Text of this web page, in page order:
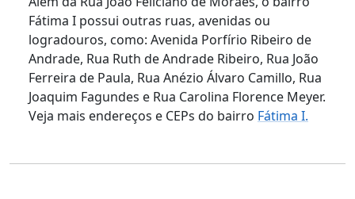
Fátima I possui outras ruas, avenidas ou
logradouros, como: Avenida Porfírio Ribeiro de
Andrade, Rua Ruth de Andrade Ribeiro, Rua João
Ferreira de Paula, Rua Anézio Álvaro Camillo, Rua
Joaquim Fagundes e Rua Carolina Florence Meyer.
Veja mais endereços e CEPs do bairro Fátima I.